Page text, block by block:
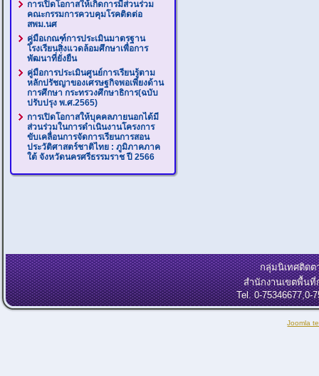
การเปิดโอกาสให้เกิดการมีส่วนร่วม
คณะกรรมการควบคุมโรคติดต่อ
สพม.นศ
คู่มือเกณฑ์การประเมินมาตรฐาน
โรงเรียนสิ่งแวดล้อมศึกษาเพื่อการ
พัฒนาที่ยั่งยืน
คู่มือการประเมินศูนย์การเรียนรู้ตาม
หลักปรัชญาของเศรษฐกิจพอเพียงด้าน
การศึกษา กระทรวงศึกษาธิการ(ฉบับ
ปรับปรุง พ.ศ.2565)
การเปิดโอกาสให้บุคคลภายนอกได้มี
ส่วนร่วมในการดำเนินงานโครงการ
ขับเคลื่อนการจัดการเรียนการสอน
ประวัติศาสตร์ชาติไทย : ภูมิภาคภาค
ใต้ จังหวัดนครศรีธรรมราช ปี 2566
กลุ่มนิเทศติดต
สำนักงานเขตพื้น
Tel. 0-75346677,0-
Joomla